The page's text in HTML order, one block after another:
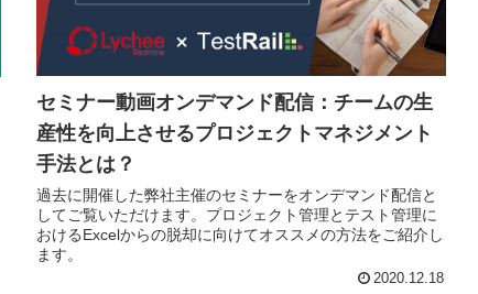
セミナー動画オンデマンド配信：チームの生
産性を向上させるプロジェクトマネジメント
手法とは？
過去に開催した弊社主催のセミナーをオンデマンド配信と
してご覧いただけます。プロジェクト管理とテスト管理に
おけるExcelからの脱却に向けてオススメの方法をご紹介し
ます。
2020.12.18